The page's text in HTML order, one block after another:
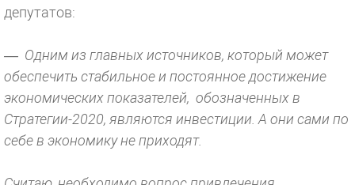
депутатов:
— Одним из главных источников, который может
обеспечить стабильное и постоянное достижение
экономических показателей, обозначенных в
Стратегии-2020, являются инвестиции. А они сами по
себе в экономику не приходят.